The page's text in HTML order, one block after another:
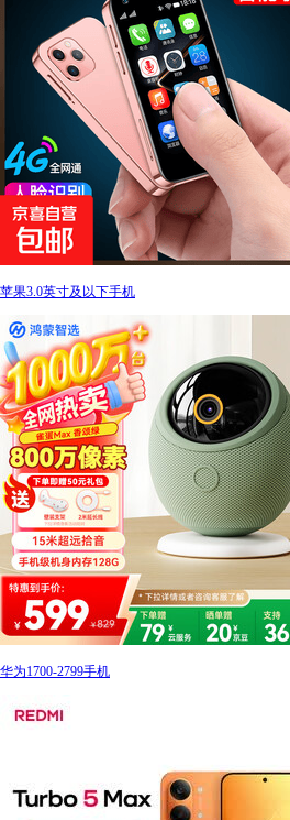
苹果3.0英寸及以下手机
华为1700-2799手机